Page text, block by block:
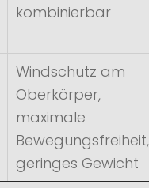
kombinierbar
Windschutz am
Oberkörper,
maximale
Bewegungsfreiheit,
geringes Gewicht